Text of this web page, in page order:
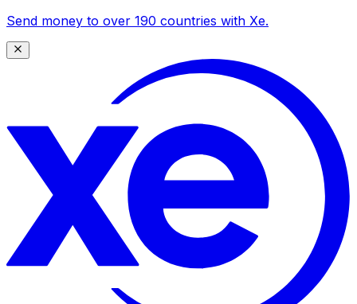
Send money to over 190 countries with Xe.